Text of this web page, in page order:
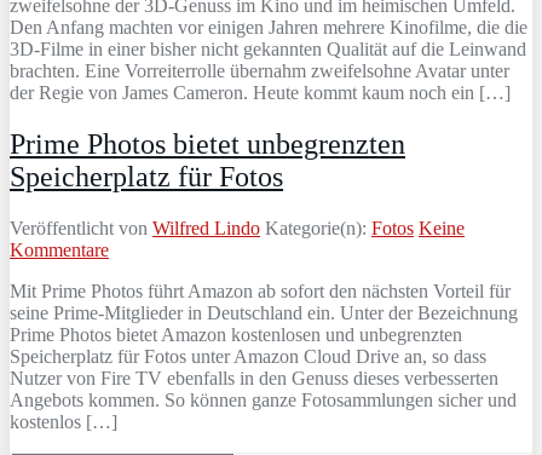
zweifelsohne der 3D-Genuss im Kino und im heimischen Umfeld.
Den Anfang machten vor einigen Jahren mehrere Kinofilme, die die
3D-Filme in einer bisher nicht gekannten Qualität auf die Leinwand
brachten. Eine Vorreiterrolle übernahm zweifelsohne Avatar unter
der Regie von James Cameron. Heute kommt kaum noch ein […]
Prime Photos bietet unbegrenzten
Speicherplatz für Fotos
Veröffentlicht von Wilfred Lindo Kategorie(n): Fotos Keine
Kommentare
Mit Prime Photos führt Amazon ab sofort den nächsten Vorteil für
seine Prime-Mitglieder in Deutschland ein. Unter der Bezeichnung
Prime Photos bietet Amazon kostenlosen und unbegrenzten
Speicherplatz für Fotos unter Amazon Cloud Drive an, so dass
Nutzer von Fire TV ebenfalls in den Genuss dieses verbesserten
Angebots kommen. So können ganze Fotosammlungen sicher und
kostenlos […]